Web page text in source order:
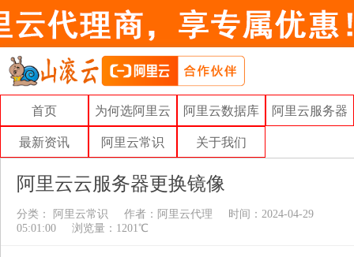
首页 为何选阿里云 阿里云数据库 阿里云服务器
最新资讯 阿里云常识 关于我们
阿里云云服务器更换镜像
分类： 阿里云常识 作者： 阿里云代理
时间：2024-04-29
05:01:00
浏览量：1201℃